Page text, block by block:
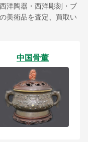
洋陶器・西洋彫刻・ブ
美術品を査定、買取い
中国骨董